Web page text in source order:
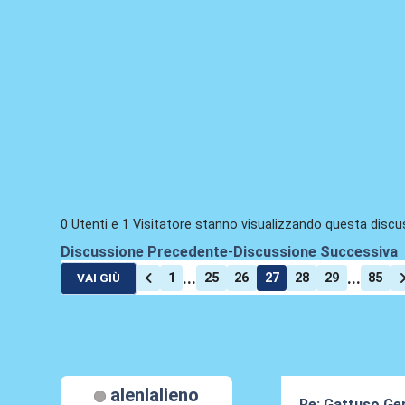
0 Utenti e 1 Visitatore stanno visualizzando questa
Discussione Precedente- Discussione Successiva
VAI GIÙ 1 ... 25 26 27 28 29 ... 85
alenlalieno